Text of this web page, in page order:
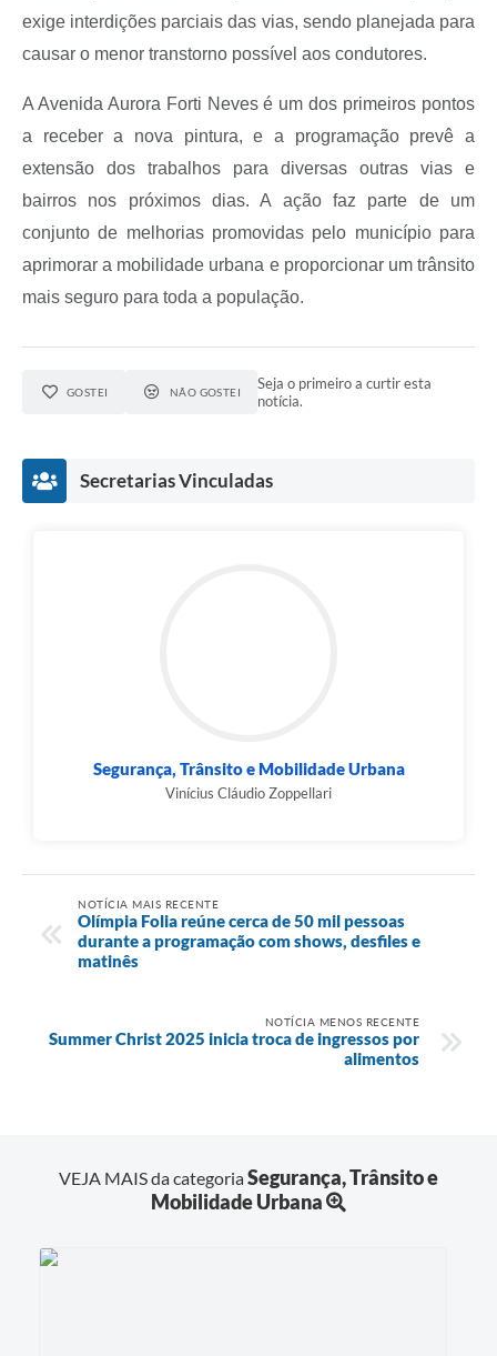
exige interdições parciais das vias, sendo planejada para
causar o menor transtorno possível aos condutores.
A Avenida Aurora Forti Neves é um dos primeiros pontos
a receber a nova pintura, e a programação prevê a
extensão dos trabalhos para diversas outras vias e
bairros nos próximos dias. A ação faz parte de um
conjunto de melhorias promovidas pelo município para
aprimorar a mobilidade urbana e proporcionar um trânsito
mais seguro para toda a população.
GOSTEI NÃO GOSTEI
Seja o primeiro a curtir esta
notícia.
Secretarias Vinculadas
Segurança, Trânsito e Mobilidade Urbana
Vinícius Cláudio Zoppellari
NOTÍCIA MAIS RECENTE
Olímpia Folia reúne cerca de 50 mil pessoas
durante a programação com shows, desfiles e
matinês
NOTÍCIA MENOS RECENTE
Summer Christ 2025 inicia troca de ingressos por
alimentos
VEJA MAIS da categoriaSegurança, Trânsito e
Mobilidade Urbana